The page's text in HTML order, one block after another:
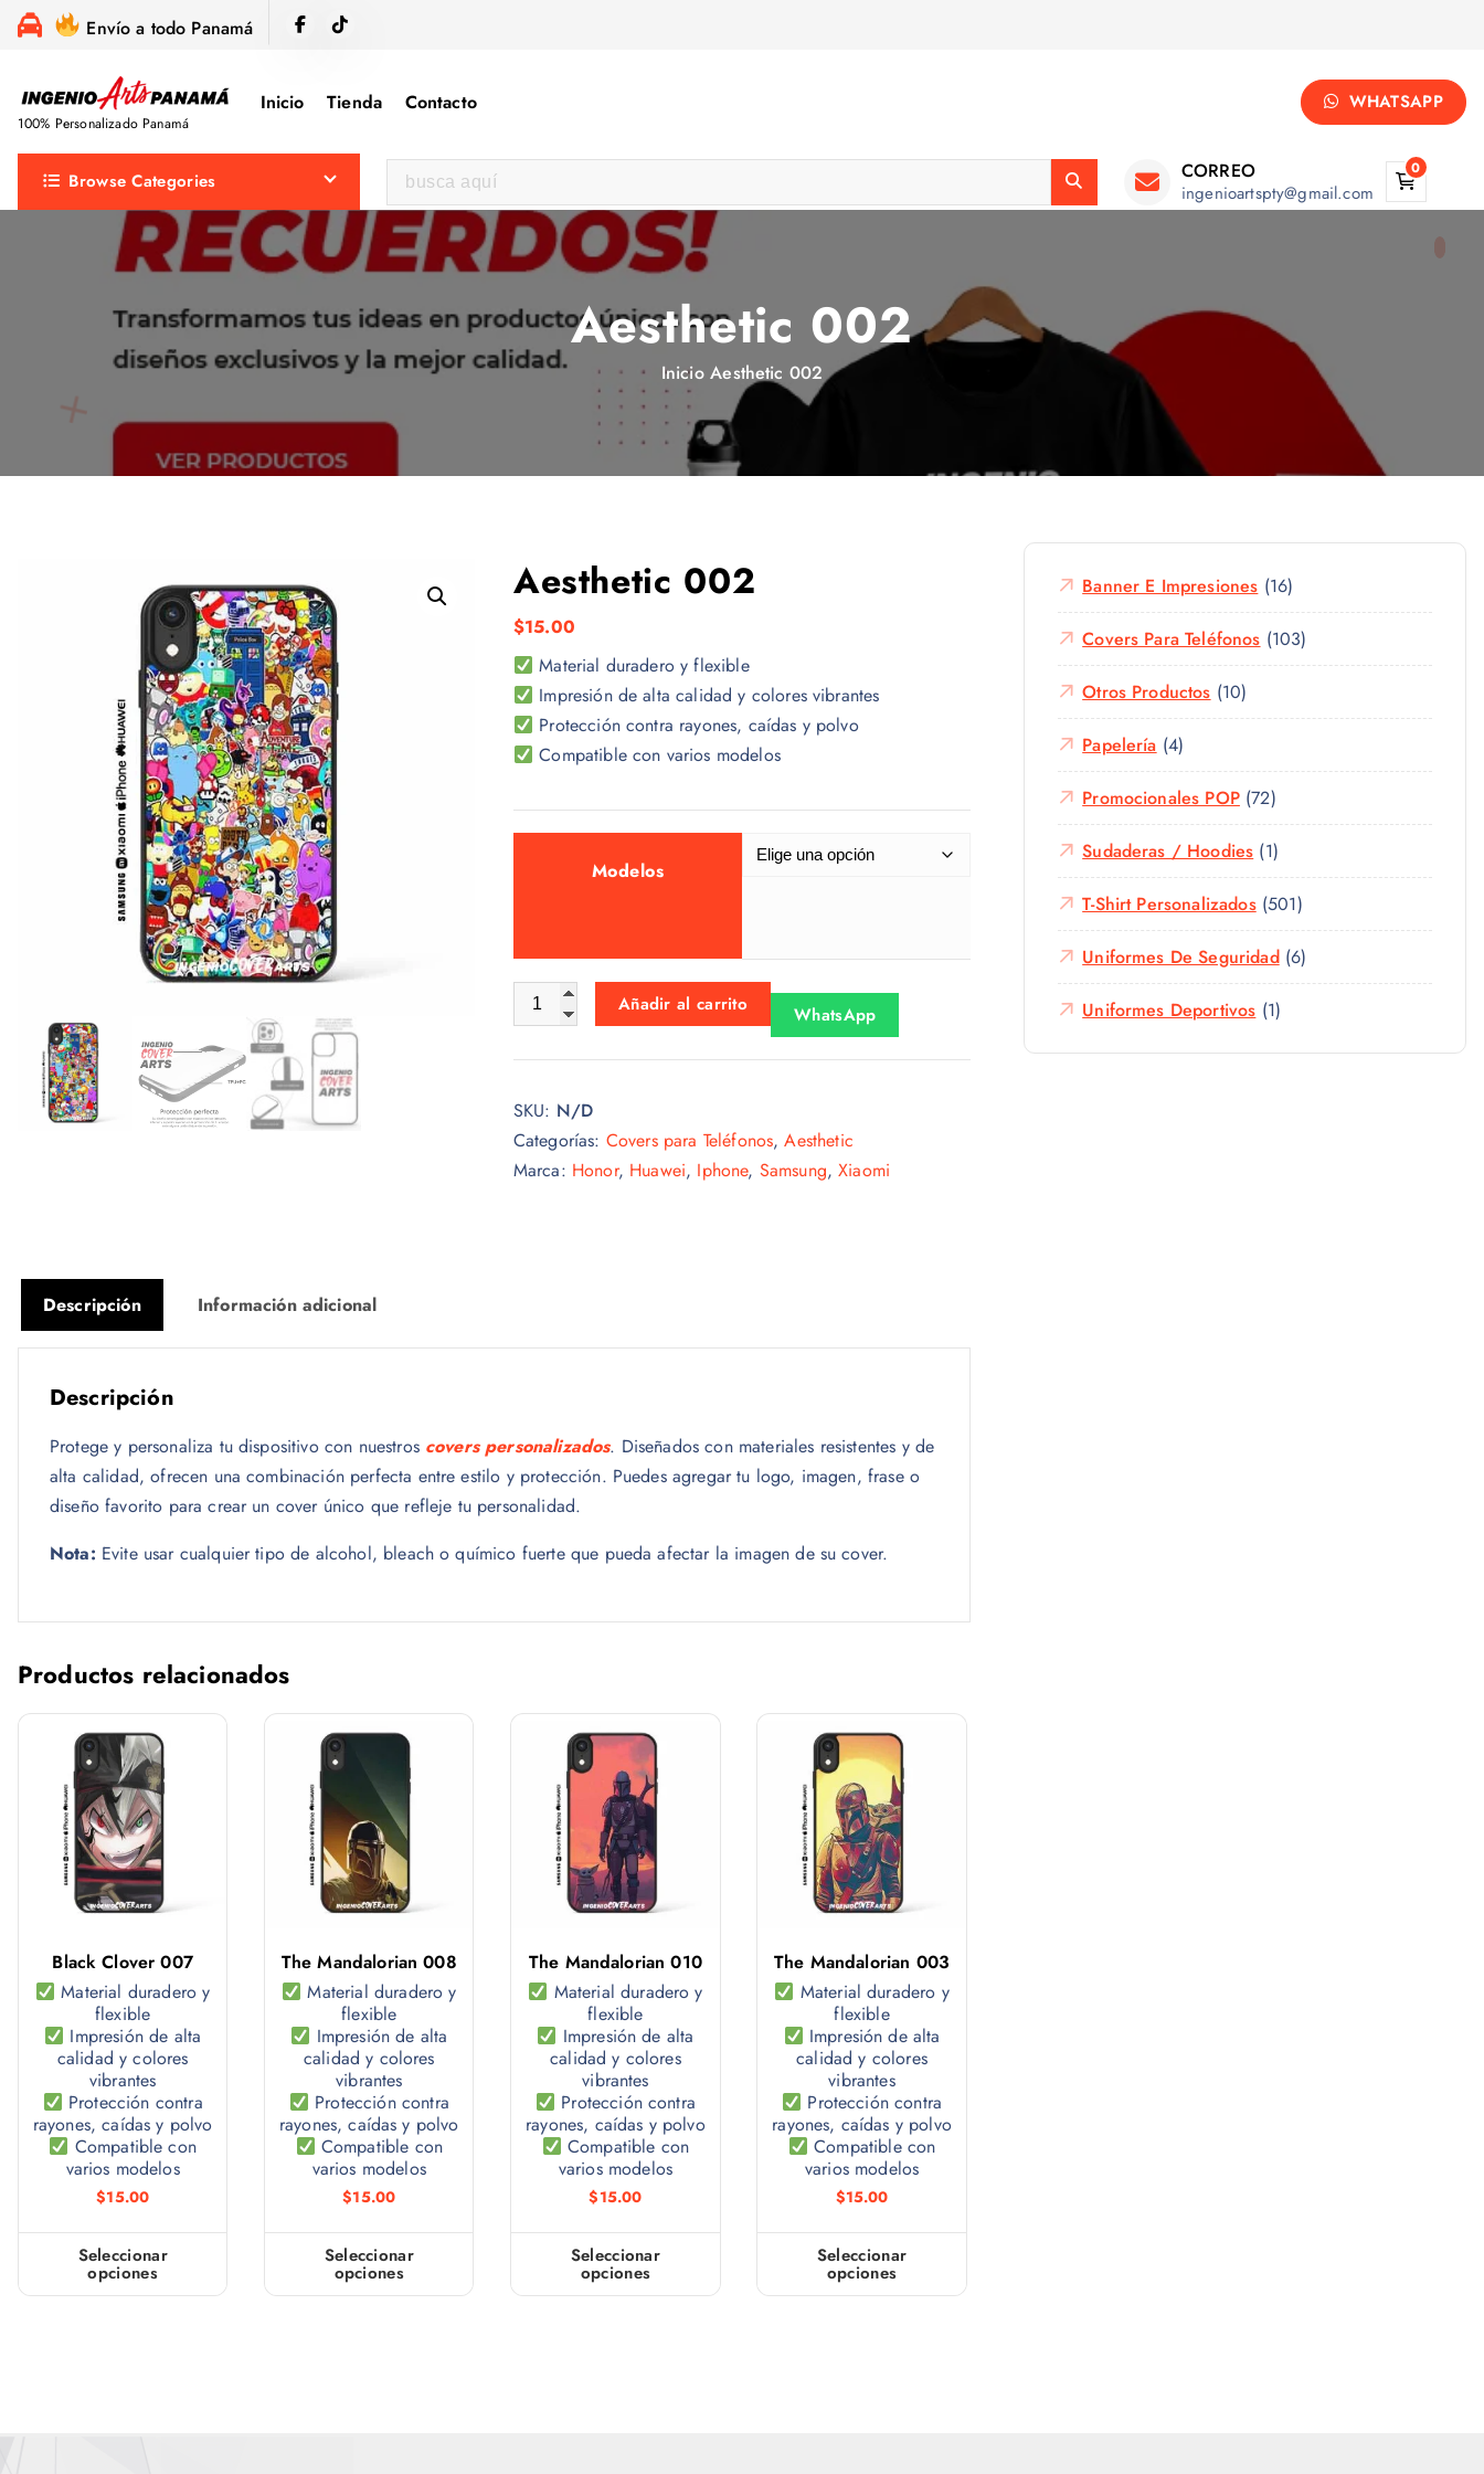
Envío a todo Panamá
100% Personalizado Panamá
Inicio Tienda Contacto WHATSAPP
Browse Categories
u
s
c
r
CORREO
ingenioartspty@gmail.com
0
Aesthetic 002
Inicio Aesthetic 002
Aesthetic 002
$15.00
Material duradero y flexible
Impresión de alta calidad y colores vibrantes
Protección contra rayones, caídas y polvo
Compatible con varios modelos
Modelos
Aesthetic 002 cantidad
Añadir al carrito WhatsApp
SKU: N/D
Categorías: Covers para Teléfonos,Aesthetic
Marca: Honor, Huawei, Iphone, Samsung,Xiaomi
Descripción Información adicional
Descripción
Protege y personaliza tu dispositivo con nuestros covers personalizados. Diseñados con materiales resistentes y de
alta calidad, ofrecen una combinación perfecta entre estilo y protección. Puedes agregar tu logo, imagen, frase o
diseño favorito para crear un cover único que refleje tu personalidad.
Nota: Evite usar cualquier tipo de alcohol, bleach o químico fuerte que pueda afectar la imagen de su cover.
Productos relacionados
Black Clover 007
Material duradero y
flexible
Impresión de alta
calidad y colores
vibrantes
Protección contra
rayones, caídas y polvo
Compatible con
varios modelos
$15.00
Seleccionar
opciones
E
The Mandalorian 008
Material duradero y
flexible
Impresión de alta
calidad y colores
vibrantes
Protección contra
rayones, caídas y polvo
Compatible con
varios modelos
$15.00
Seleccionar
opciones
E
The Mandalorian 010
Material duradero y
flexible
Impresión de alta
calidad y colores
vibrantes
Protección contra
rayones, caídas y polvo
Compatible con
varios modelos
$15.00
Seleccionar
opciones
E
The Mandalorian 003
Material duradero y
flexible
Impresión de alta
calidad y colores
vibrantes
Protección contra
rayones, caídas y polvo
Compatible con
varios modelos
$15.00
Seleccionar
opciones
E
Banner E Impresiones (16)
Covers Para Teléfonos (103)
Otros Productos (10)
Papelería (4)
Promocionales POP(72)
Sudaderas / Hoodies (1)
T-Shirt Personalizados(501)
Uniformes De Seguridad(6)
Uniformes Deportivos (1)